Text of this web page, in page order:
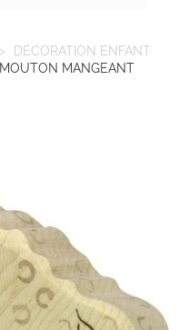
DÉCORATION ENFANT
MOUTON MANGEANT